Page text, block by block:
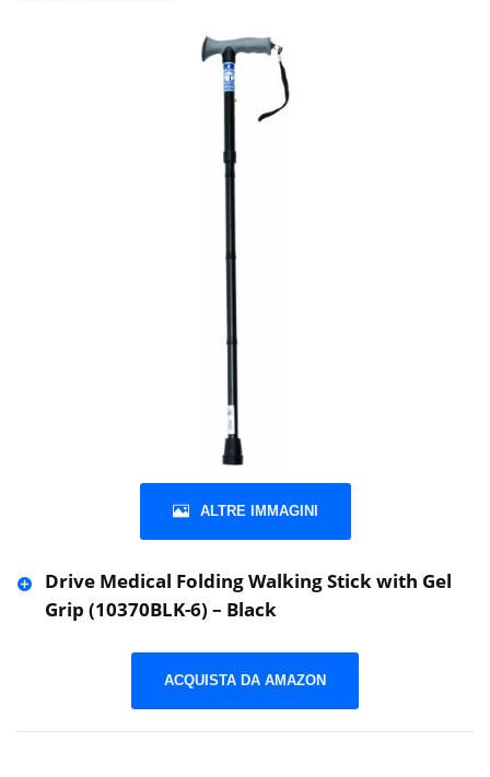
ALTRE IMMAGINI
Drive Medical Folding Walking Stick with Gel
Grip (10370BLK-6) – Black
ACQUISTA DA AMAZON